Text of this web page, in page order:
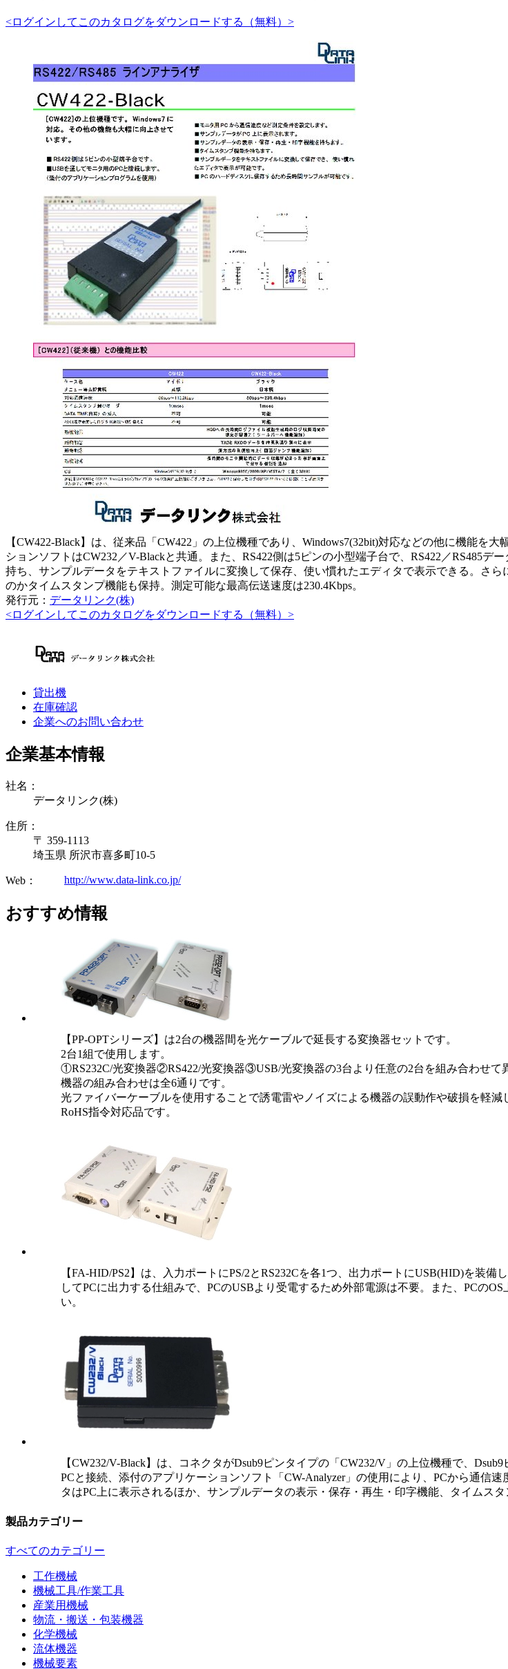
<ログインしてこのカタログをダウンロードする（無料）>
【CW422-Black】は、従来品「CW422」の上位機種であり、Windows7(32bit)対応などの他に機能を
ションソフトはCW232／V-Blackと共通。また、RS422側は5ピンの小型端子台で、RS422／RS485
持ち、サンプルデータをテキストファイルに変換して保存、使い慣れたエディタで表示できる。さ
のかタイムスタンプ機能も保持。測定可能な最高伝送速度は230.4Kbps。
発行元： データリンク(株)
<ログインしてこのカタログをダウンロードする（無料）>
貸出機
在庫確認
企業へのお問い合わせ
企業基本情報
社名：
データリンク(株)
住所：
〒 359-1113
埼玉県 所沢市喜多町10-5
Web： http://www.data-link.co.jp/
おすすめ情報
【PP-OPTシリーズ】は2台の機器間を光ケーブルで延長する変換器セットです。
2台1組で使用します。
①RS232C/光変換器②RS422/光変換器③USB/光変換器の3台より任意の2台を組み合わせて
機器の組み合わせは全6通りです。
光ファイバーケーブルを使用することで誘電雷やノイズによる機器の誤動作や破損を軽減
RoHS指令対応品です。
【FA-HID/PS2】は、入力ポートにPS/2とRS232Cを各1つ、出力ポートにUSB(HID)を装
してPCに出力する仕組みで、PCのUSBより受電するため外部電源は不要。また、PCの
い。
【CW232/V-Black】は、コネクタがDsub9ピンタイプの「CW232/V」の上位機種で、
PCと接続、添付のアプリケーションソフト「CW-Analyzer」の使用により、PCから通信
タはPC上に表示されるほか、サンプルデータの表示・保存・再生・印字機能、タイムス
製品カテゴリー
すべてのカテゴリー
工作機械
機械工具/作業工具
産業用機械
物流・搬送・包装機器
化学機械
流体機器
機械要素